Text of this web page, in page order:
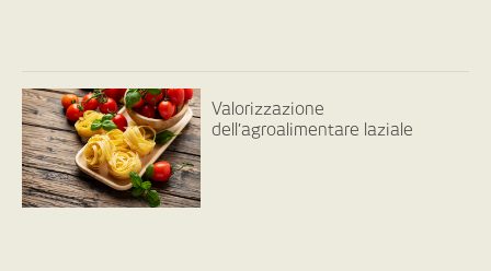
Valorizzazione
dell’agroalimentare laziale